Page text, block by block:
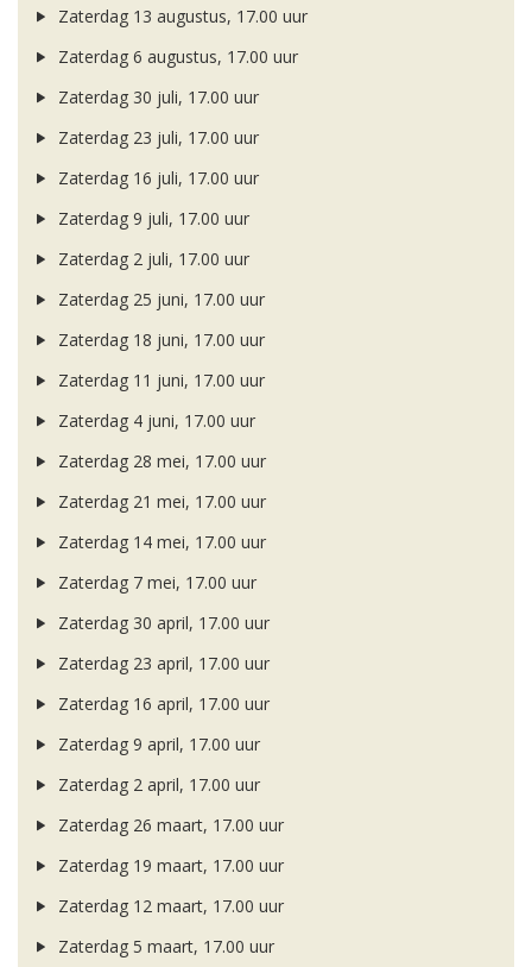
Zaterdag 13 augustus, 17.00 uur
Zaterdag 6 augustus, 17.00 uur
Zaterdag 30 juli, 17.00 uur
Zaterdag 23 juli, 17.00 uur
Zaterdag 16 juli, 17.00 uur
Zaterdag 9 juli, 17.00 uur
Zaterdag 2 juli, 17.00 uur
Zaterdag 25 juni, 17.00 uur
Zaterdag 18 juni, 17.00 uur
Zaterdag 11 juni, 17.00 uur
Zaterdag 4 juni, 17.00 uur
Zaterdag 28 mei, 17.00 uur
Zaterdag 21 mei, 17.00 uur
Zaterdag 14 mei, 17.00 uur
Zaterdag 7 mei, 17.00 uur
Zaterdag 30 april, 17.00 uur
Zaterdag 23 april, 17.00 uur
Zaterdag 16 april, 17.00 uur
Zaterdag 9 april, 17.00 uur
Zaterdag 2 april, 17.00 uur
Zaterdag 26 maart, 17.00 uur
Zaterdag 19 maart, 17.00 uur
Zaterdag 12 maart, 17.00 uur
Zaterdag 5 maart, 17.00 uur